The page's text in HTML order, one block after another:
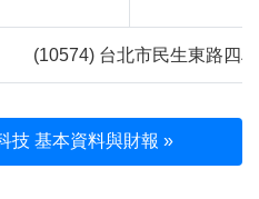
(10574) 台北市民生東路四
技 基本資料與財報 »